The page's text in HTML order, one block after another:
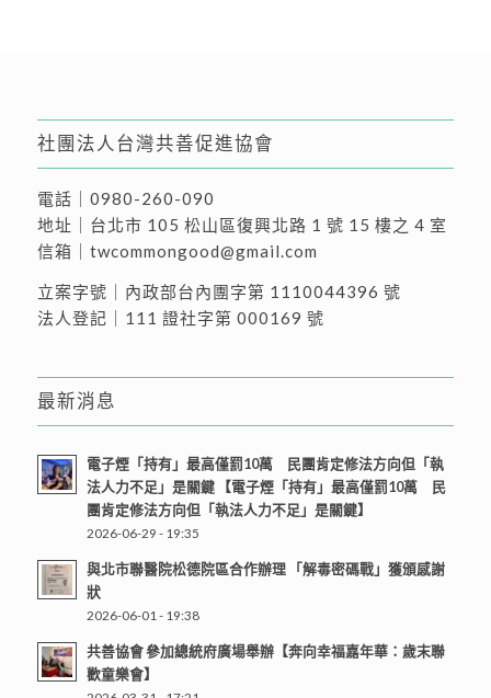
社團法人台灣共善促進協會
電話｜ 0980-260-090
地址｜ 台北市 105 松山區復興北路 1 號 15 樓之 4 室
信箱｜ twcommongood@gmail.com
立案字號｜內政部台內團字第 1110044396 號
法人登記｜111 證社字第 000169 號
最新消息
電子煙「持有」最高僅罰10萬 民團肯定修法方向但「執
法人力不足」是關鍵 【電子煙「持有」最高僅罰10萬 民
團肯定修法方向但「執法人力不足」是關鍵】
2026-06-29 - 19:35
與北市聯醫院松德院區合作辦理 「解毒密碼戰」獲頒感謝
狀
2026-06-01 - 19:38
共善協會 參加總統府廣場舉辦【奔向幸福嘉年華：歲末聯
歡童樂會】